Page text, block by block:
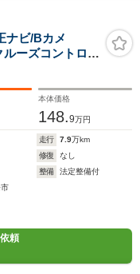
ビ/Bカメ
ーズコントロー
/インテリジェン
対応/スマー
本体価格
148.9万円
走行 7.9万km
修復
なし
整備
法定整備付
頼